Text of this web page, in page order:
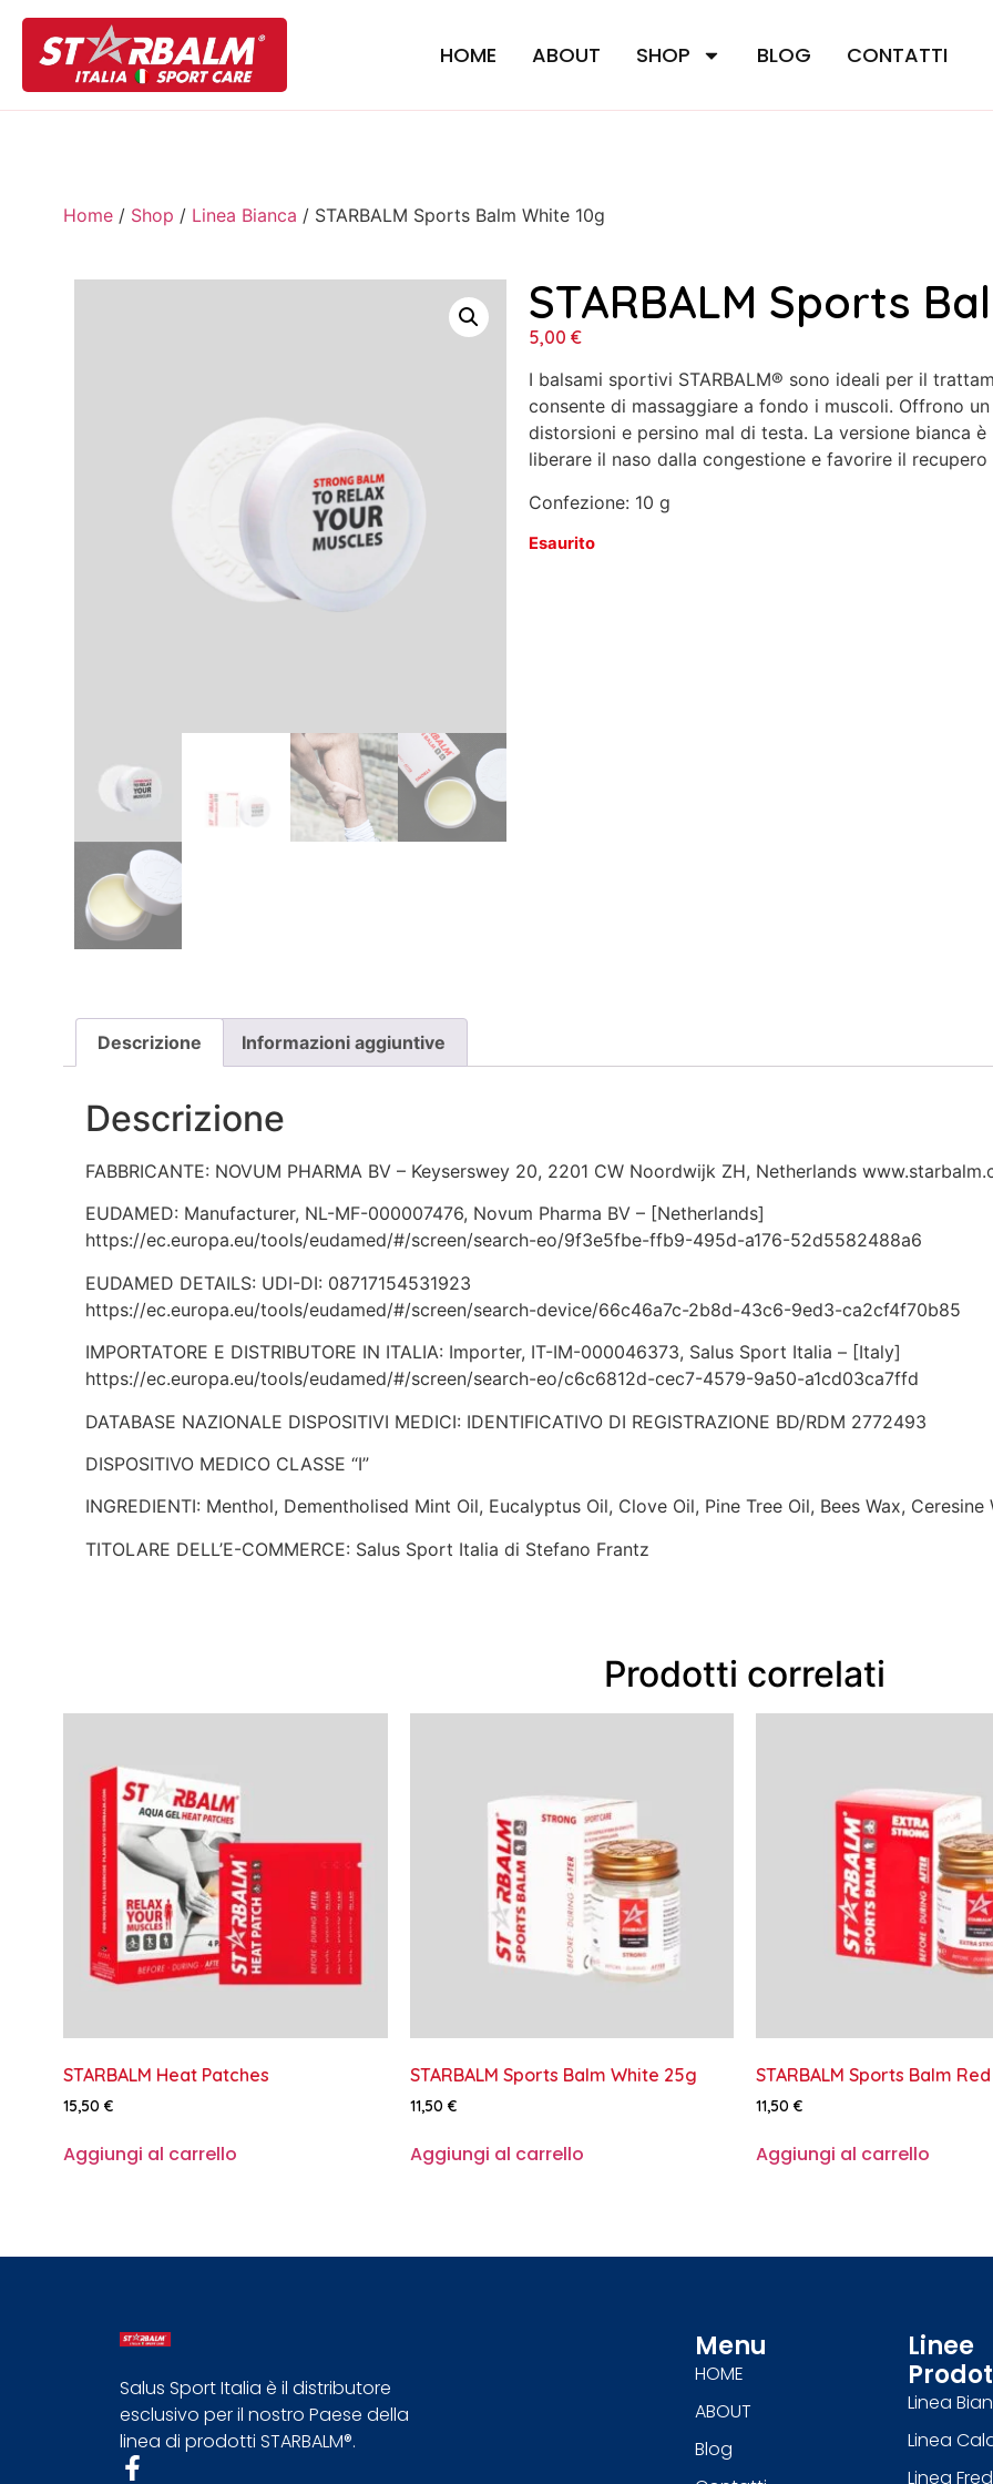
HOME ABOUT SHOP BLOG CONTATTI
Home / Shop / Linea Bianca / STARBALM Sports Balm White 10g
STARBALM Sports
5,00 €
I balsami sportivi STARBALM® sono ideali per il
consente di massaggiare a fondo i muscoli. Offrono
distorsioni e persino mal di testa. La versione bianca
liberare il naso dalla congestione e favorire il
Confezione: 10 g
Esaurito
Descrizione Informazioni aggiuntive
Descrizione
FABBRICANTE: NOVUM PHARMA BV – Keyserswey 20, 2201 CW Noordwijk ZH, Netherlands
EUDAMED: Manufacturer, NL-MF-000007476, Novum Pharma BV – [Netherlands]
https://ec.europa.eu/tools/eudamed/#/screen/search-eo/9f3e5fbe-ffb9-495d-a176-52d5582488a6
EUDAMED DETAILS: UDI-DI: 08717154531923
https://ec.europa.eu/tools/eudamed/#/screen/search-device/66c46a7c-2b8d-43c6-9ed3-ca2cf4f70b85
IMPORTATORE E DISTRIBUTORE IN ITALIA: Importer, IT-IM-000046373, Salus Sport Italia – [Italy]
https://ec.europa.eu/tools/eudamed/#/screen/search-eo/c6c6812d-cec7-4579-9a50-a1cd03ca7ffd
DATABASE NAZIONALE DISPOSITIVI MEDICI: IDENTIFICATIVO DI REGISTRAZIONE BD/RDM 2772493
DISPOSITIVO MEDICO CLASSE “I”
INGREDIENTI: Menthol, Dementholised Mint Oil, Eucalyptus Oil, Clove Oil, Pine Tree Oil, Bees Wax, Ceresine
TITOLARE DELL’E-COMMERCE: Salus Sport Italia di Stefano Frantz
Prodotti correlati
STARBALM Heat Patches
15,50 €
Aggiungi al carrello
STARBALM Sports Balm White 25g
11,50 €
Aggiungi al carrello
STARBALM Sports Balm
11,50 €
Aggiungi al carrello
Salus Sport Italia è il distributore
esclusivo per il nostro Paese della
linea di prodotti STARBALM®.​
Menu
HOME
ABOUT
Blog
Linee
Linea
Linea
Linea